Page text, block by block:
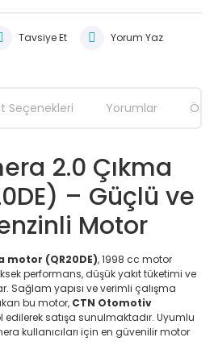
Tavsiye Et Yorum Yaz
Seçenekleri Yorumlar
2.0 Çıkma
– Güçlü ve
Motor
motor (QR20DE), 1998 cc motor
performans, düşük yakıt tüketimi ve
Sağlam yapısı ve verimli çalışma
bu motor, CTN Otomotiv
satışa sunulmaktadır. Uyumlu
kullanıcıları için en güvenilir motor